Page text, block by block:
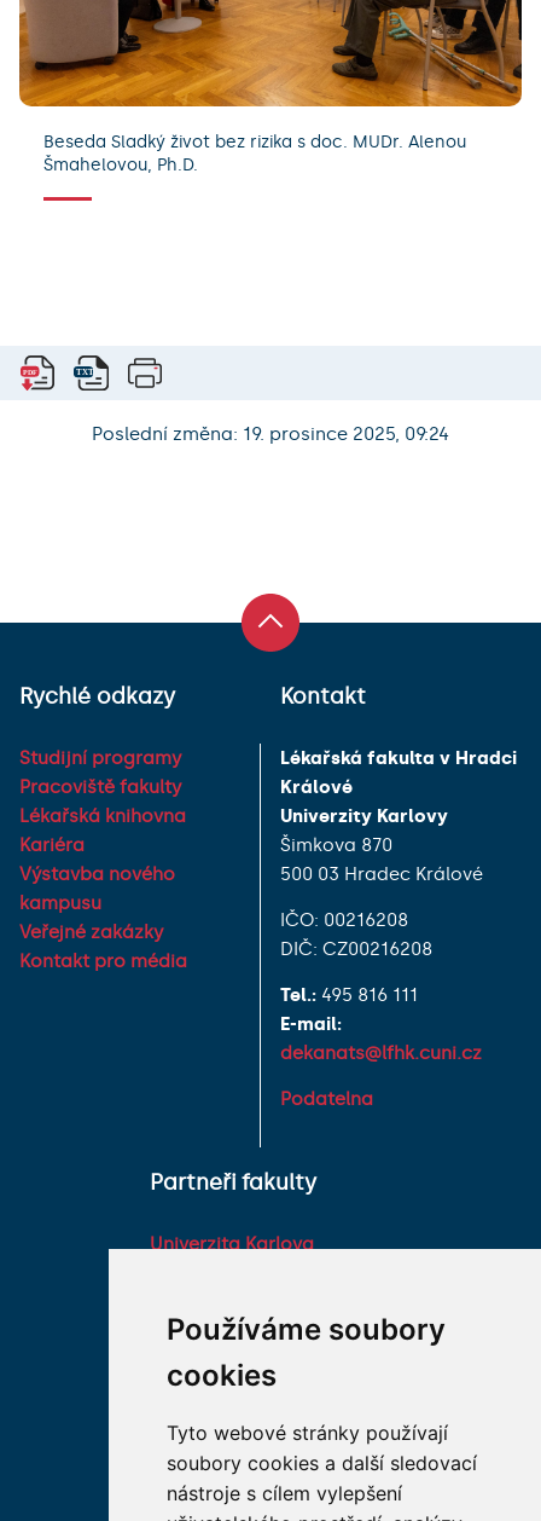
Používáme soubory
cookies
Tyto webové stránky používají
soubory cookies a další sledovací
nástroje s cílem vylepšení
Beseda Sladký život bez rizika s doc. MUDr. Alenou
Šmahelovou, Ph.D.
Poslední změna: 19. prosince 2025, 09:24
Rychlé odkazy
Studijní programy
Pracoviště fakulty
Lékařská knihovna
Kariéra
Výstavba nového
kampusu
Veřejné zakázky
Kontakt pro média
Kontakt
Lékařská fakulta v Hradci
Králové
Univerzity Karlovy
Šimkova 870
500 03 Hradec Králové
IČO: 00216208
DIČ: CZ00216208
Tel.: 495 816 111
E-mail:
dekanats@lfhk.cuni.cz
Podatelna
Partneři fakulty
Univerzita Karlova
Farmaceutická fakulta v
Hradci Králové Univerzity
Karlovy
Univerzity Obrany
Studentské spolky na LF